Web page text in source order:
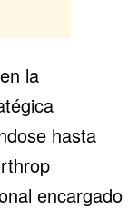
la
hasta
encargado